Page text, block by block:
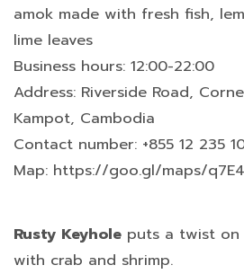
amok made with fresh fish,
lime leaves
Business hours: 12:00-22:00
Address: Riverside Road,
Kampot, Cambodia
Contact number: +855 12 235
Map: https://goo.gl/maps/
Rusty Keyhole puts a twist
with crab and shrimp.